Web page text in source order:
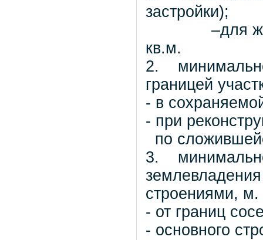
застройки);
–для жилых
кв.м.
2.
границей
- в
- при
по
3.
строениями, м.
- от границ
- основного